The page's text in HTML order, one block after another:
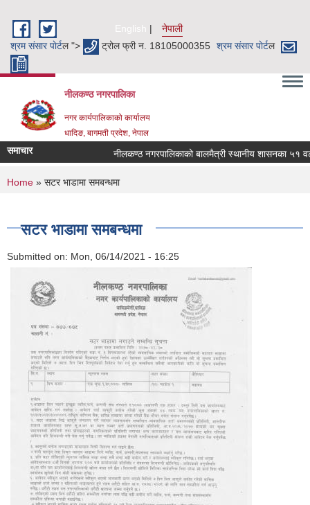
English
नेपाली
श्रम संसार पाेर्टल "> ट्रोल फ्री न. 18105000355 श्रम संसार पाेर्टल
नीलकण्ठ नगरपालिका
नगर कार्यपालिकाको कार्यालय
धादिङ, बागमती प्रदेश, नेपाल
समाचार नीलकण्ठ नगरपालिकाको बालमैत्री स्थानीय शासनका ५१
You are here
Home » सटर भाडामा समबन्धमा
सटर भाडामा समबन्धमा
Submitted on: Mon, 06/14/2021 - 16:25